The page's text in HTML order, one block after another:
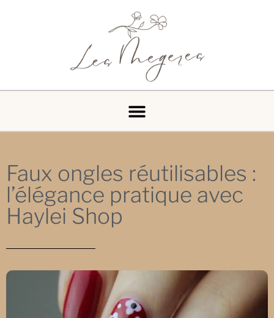
Faux ongles réutilisables :
l’élégance pratique avec
Haylei Shop